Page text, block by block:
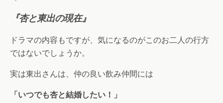
『杏と東出の現在』
ドラマの内容もですが、気になるのがこのお二人の行方
ではないでしょうか。
実は東出さんは、仲の良い飲み仲間には
「いつでも杏と結婚したい！」